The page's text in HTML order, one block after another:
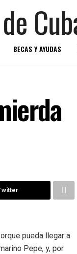
BECAS Y AYUDAS
pueda llegar a
Pepe, y, por